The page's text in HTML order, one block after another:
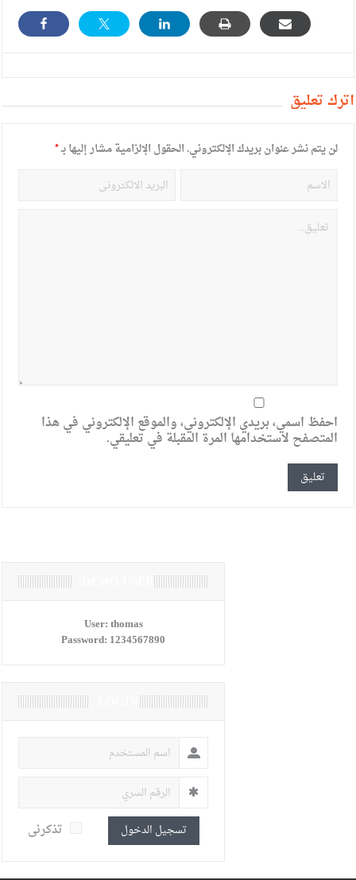
أترك تعليق
لن يتم نشر عنوان بريدك الإلكتروني.الحقول الإلزامية مشار إليها بـ*
احفظ اسمي، بريدي الإلكتروني، والموقع الإلكتروني في هذا
المتصفح لاستخدامها المرة المقبلة في تعليقي.
User:thomas
Password: 1234567890
تسجيل الدخول تذكرنى